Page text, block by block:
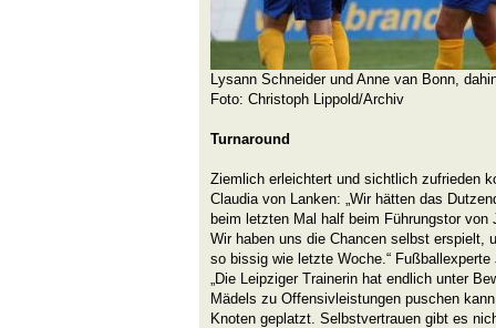
Lysann Schneider und Anne van Bonn,
Foto: Christoph Lippold/Archiv
Turnaround
Ziemlich erleichtert und sichtlich zufrieden
Claudia von Lanken: „Wir hätten das
beim letzten Mal half beim Führungstor von
Wir haben uns die Chancen selbst erspielt,
so bissig wie letzte Woche.“
„Die Leipziger Trainerin hat endlich unter
Mädels zu Offensivleistungen puschen
Knoten geplatzt. Selbstvertrauen gibt es